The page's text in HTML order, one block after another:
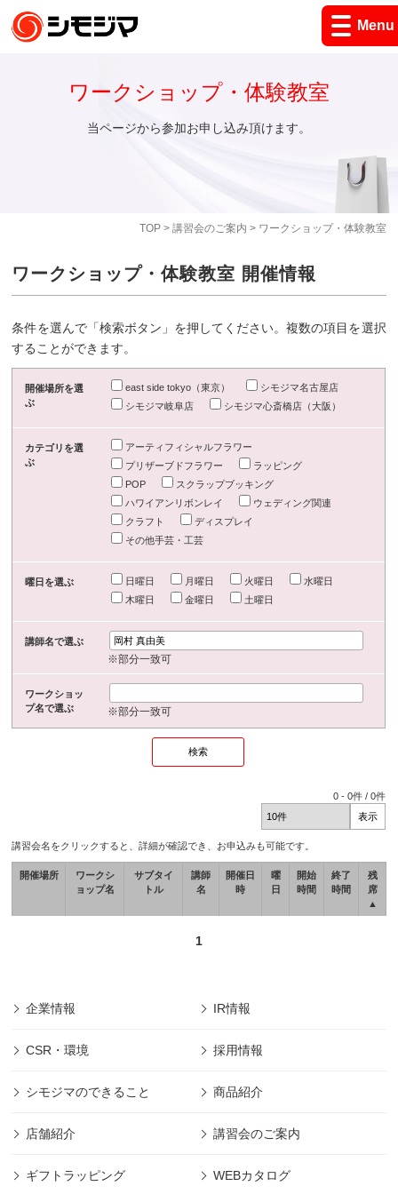
Menu
TOP> 講習会のご案内 > ワークショップ・体験教室
ワークショップ・体験教室
当ページから参加お申し込み頂けます。
ワークショップ・体験教室 開催情報
条件を選んで「検索ボタン」を押してください。複数の項目を選択
することができます。
開催場所を選
ぶ
east side tokyo（東京）
シモジマ名古屋店
シモジマ岐阜店
シモジマ心斎橋店（大阪）
カテゴリを選
ぶ
アーティフィシャルフラワー
プリザーブドフラワー
ラッピング
POP
スクラップブッキング
ハワイアンリボンレイ
ウェディング関連
クラフト
ディスプレイ
その他手芸・工芸
曜日を選ぶ 日曜日 月曜日 火曜日
水曜日
木曜日
金曜日 土曜日
講師名で選ぶ
※部分一致可
ワークショッ
プ名で選ぶ
※部分一致可
0 -0件 /0件
講習会名をクリックすると、詳細が確認でき、お申込みも可能です。
開催場所
ワークシ
ョップ名
サブタイ
トル
講師
名
開催日
時
曜
日
開始
時間
終了
時間
残
席
▲
1
企業情報 IR情報
CSR・環境 採用情報
シモジマのできること 商品紹介
店舗紹介 講習会のご案内
ギフトラッピング WEBカタログ